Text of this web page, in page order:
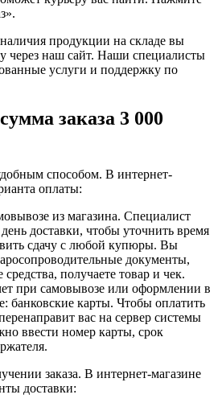
продукции на складе вы
через наш сайт. Наши специалисты
услуги и поддержку по
заказа 3 000
способом. В интернет-
оплаты:
из магазина. Специалист
доставки, чтобы уточнить время
сдачу с любой купюры. Вы
документы,
получаете товар и чек.
при самовывозе или оформлении в
банковские карты. Чтобы оплатить
вас на сервер системы
ввести номер карты, срок
заказа. В интернет-магазине
доставки: